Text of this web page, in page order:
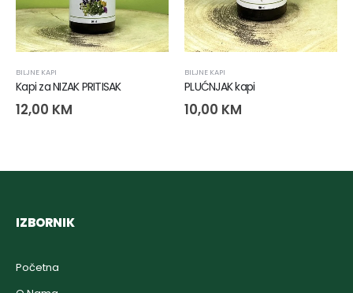
BILJNE KAPI
Kapi za NIZAK PRITISAK
12,00 KM
BILJNE KAPI
PLUĆNJAK kapi
10,00 KM
IZBORNIK
Početna